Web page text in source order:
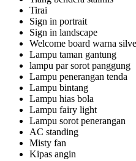
Tirai
Sign in portrait
Sign in landscape
Welcome board warna
Lampu taman gantung
lampu par sorot panggung
Lampu penerangan tenda
Lampu bintang
Lampu hias bola
Lampu fairy light
Lampu sorot penerangan
AC standing
Misty fan
Kipas angin